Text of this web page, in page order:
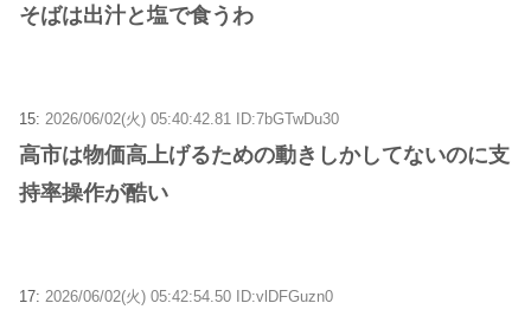
そばは出汁と塩で食うわ
15: 2026/06/02(火) 05:40:42.81 ID:7bGTwDu30
高市は物価高上げるための動きしかしてないのに支
持率操作が酷い
17: 2026/06/02(火) 05:42:54.50 ID:vlDFGuzn0